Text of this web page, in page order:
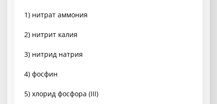
1) нитрат аммония
2) нитрит калия
3) нитрид натрия
4) фосфин
5) хлорид фосфора (III)